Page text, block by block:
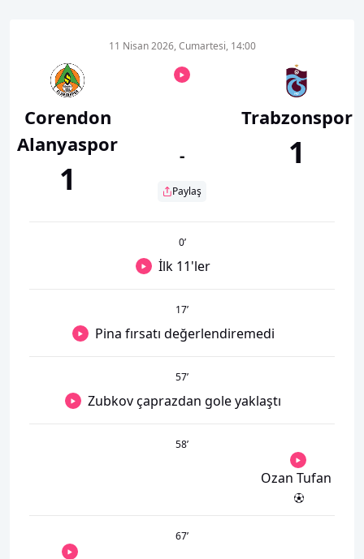
Corendon
Alanyaspor
1
11 Nisan 2026, Cumartesi, 14:00
-
Paylaş
Trabzonspor
1
0’
İlk 11'ler
17’
Pina fırsatı değerlendiremedi
57’
Zubkov çaprazdan gole yaklaştı
58’
Ozan Tufan
67’